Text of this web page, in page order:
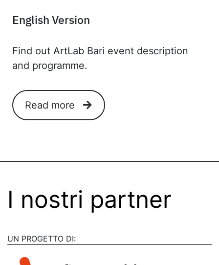
English Version
Find out ArtLab Bari event description
and programme.
Read more
I nostri partner
UN PROGETTO DI: